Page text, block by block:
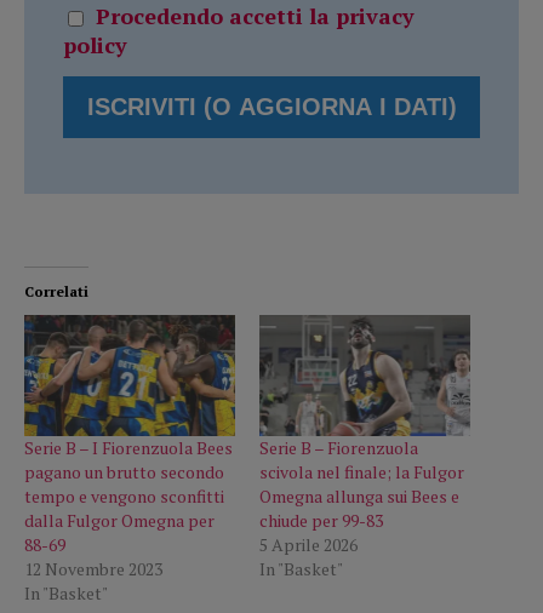
Procedendo accetti la privacy
policy
Correlati
Serie B – I Fiorenzuola Bees
pagano un brutto secondo
tempo e vengono sconfitti
dalla Fulgor Omegna per
88-69
12 Novembre 2023
In "Basket"
Serie B – Fiorenzuola
scivola nel finale; la Fulgor
Omegna allunga sui Bees e
chiude per 99-83
5 Aprile 2026
In "Basket"